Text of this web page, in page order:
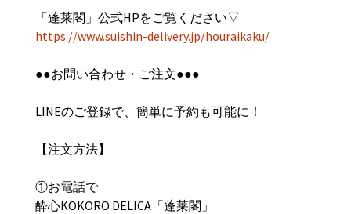
「蓬莱閣」公式HPをご覧ください▽
https://www.suishin-delivery.jp/houraikaku/
●●お問い合わせ・ご注文●●●
LINEのご登録で、簡単に予約も可能に！
【︎注文方法】
①お電話で
酔心KOKORO DELICA「蓬莱閣」